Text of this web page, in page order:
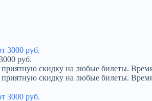
руб.
скидку на любые билеты.
скидку на любые билеты.